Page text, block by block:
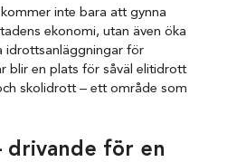
inte bara att gynna
ekonomi, utan även öka
idrottsanläggningar för
blir en plats för såväl elitidrott
skolidrott – ett område som
drivande för en